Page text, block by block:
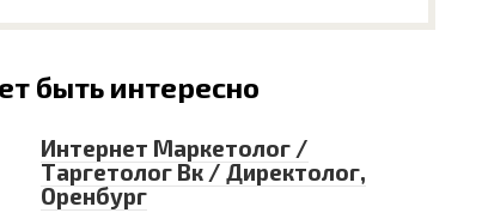
быть интересно
Интернет Маркетолог /
Таргетолог Вк / Директолог,
Оренбург